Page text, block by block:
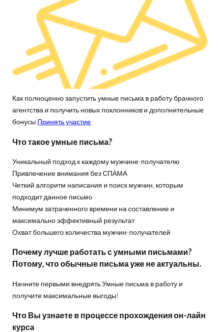
Как полноценно запустить умные письма в работу брачного
агентства и получить новых поклонников и дополнительные
бонусы Принять участие
Что такое умные письма?
Уникальный подход к каждому мужчине-получателю
Привлечение внимания без СПАМА
Четкий алгоритм написания и поиск мужчин, которым
подходит данное письмо
Минимум затраченного времени на составление и
максимально эффективный результат
Охват большего количества мужчин-получателей
Почему лучше работать с умными письмами?
Потому, что обычные письма уже не актуальны.
Начните первыми внедрять Умные письма в работу и
получите максимальные выгоды!
Что Вы узнаете в процессе прохождения он-лайн
курса